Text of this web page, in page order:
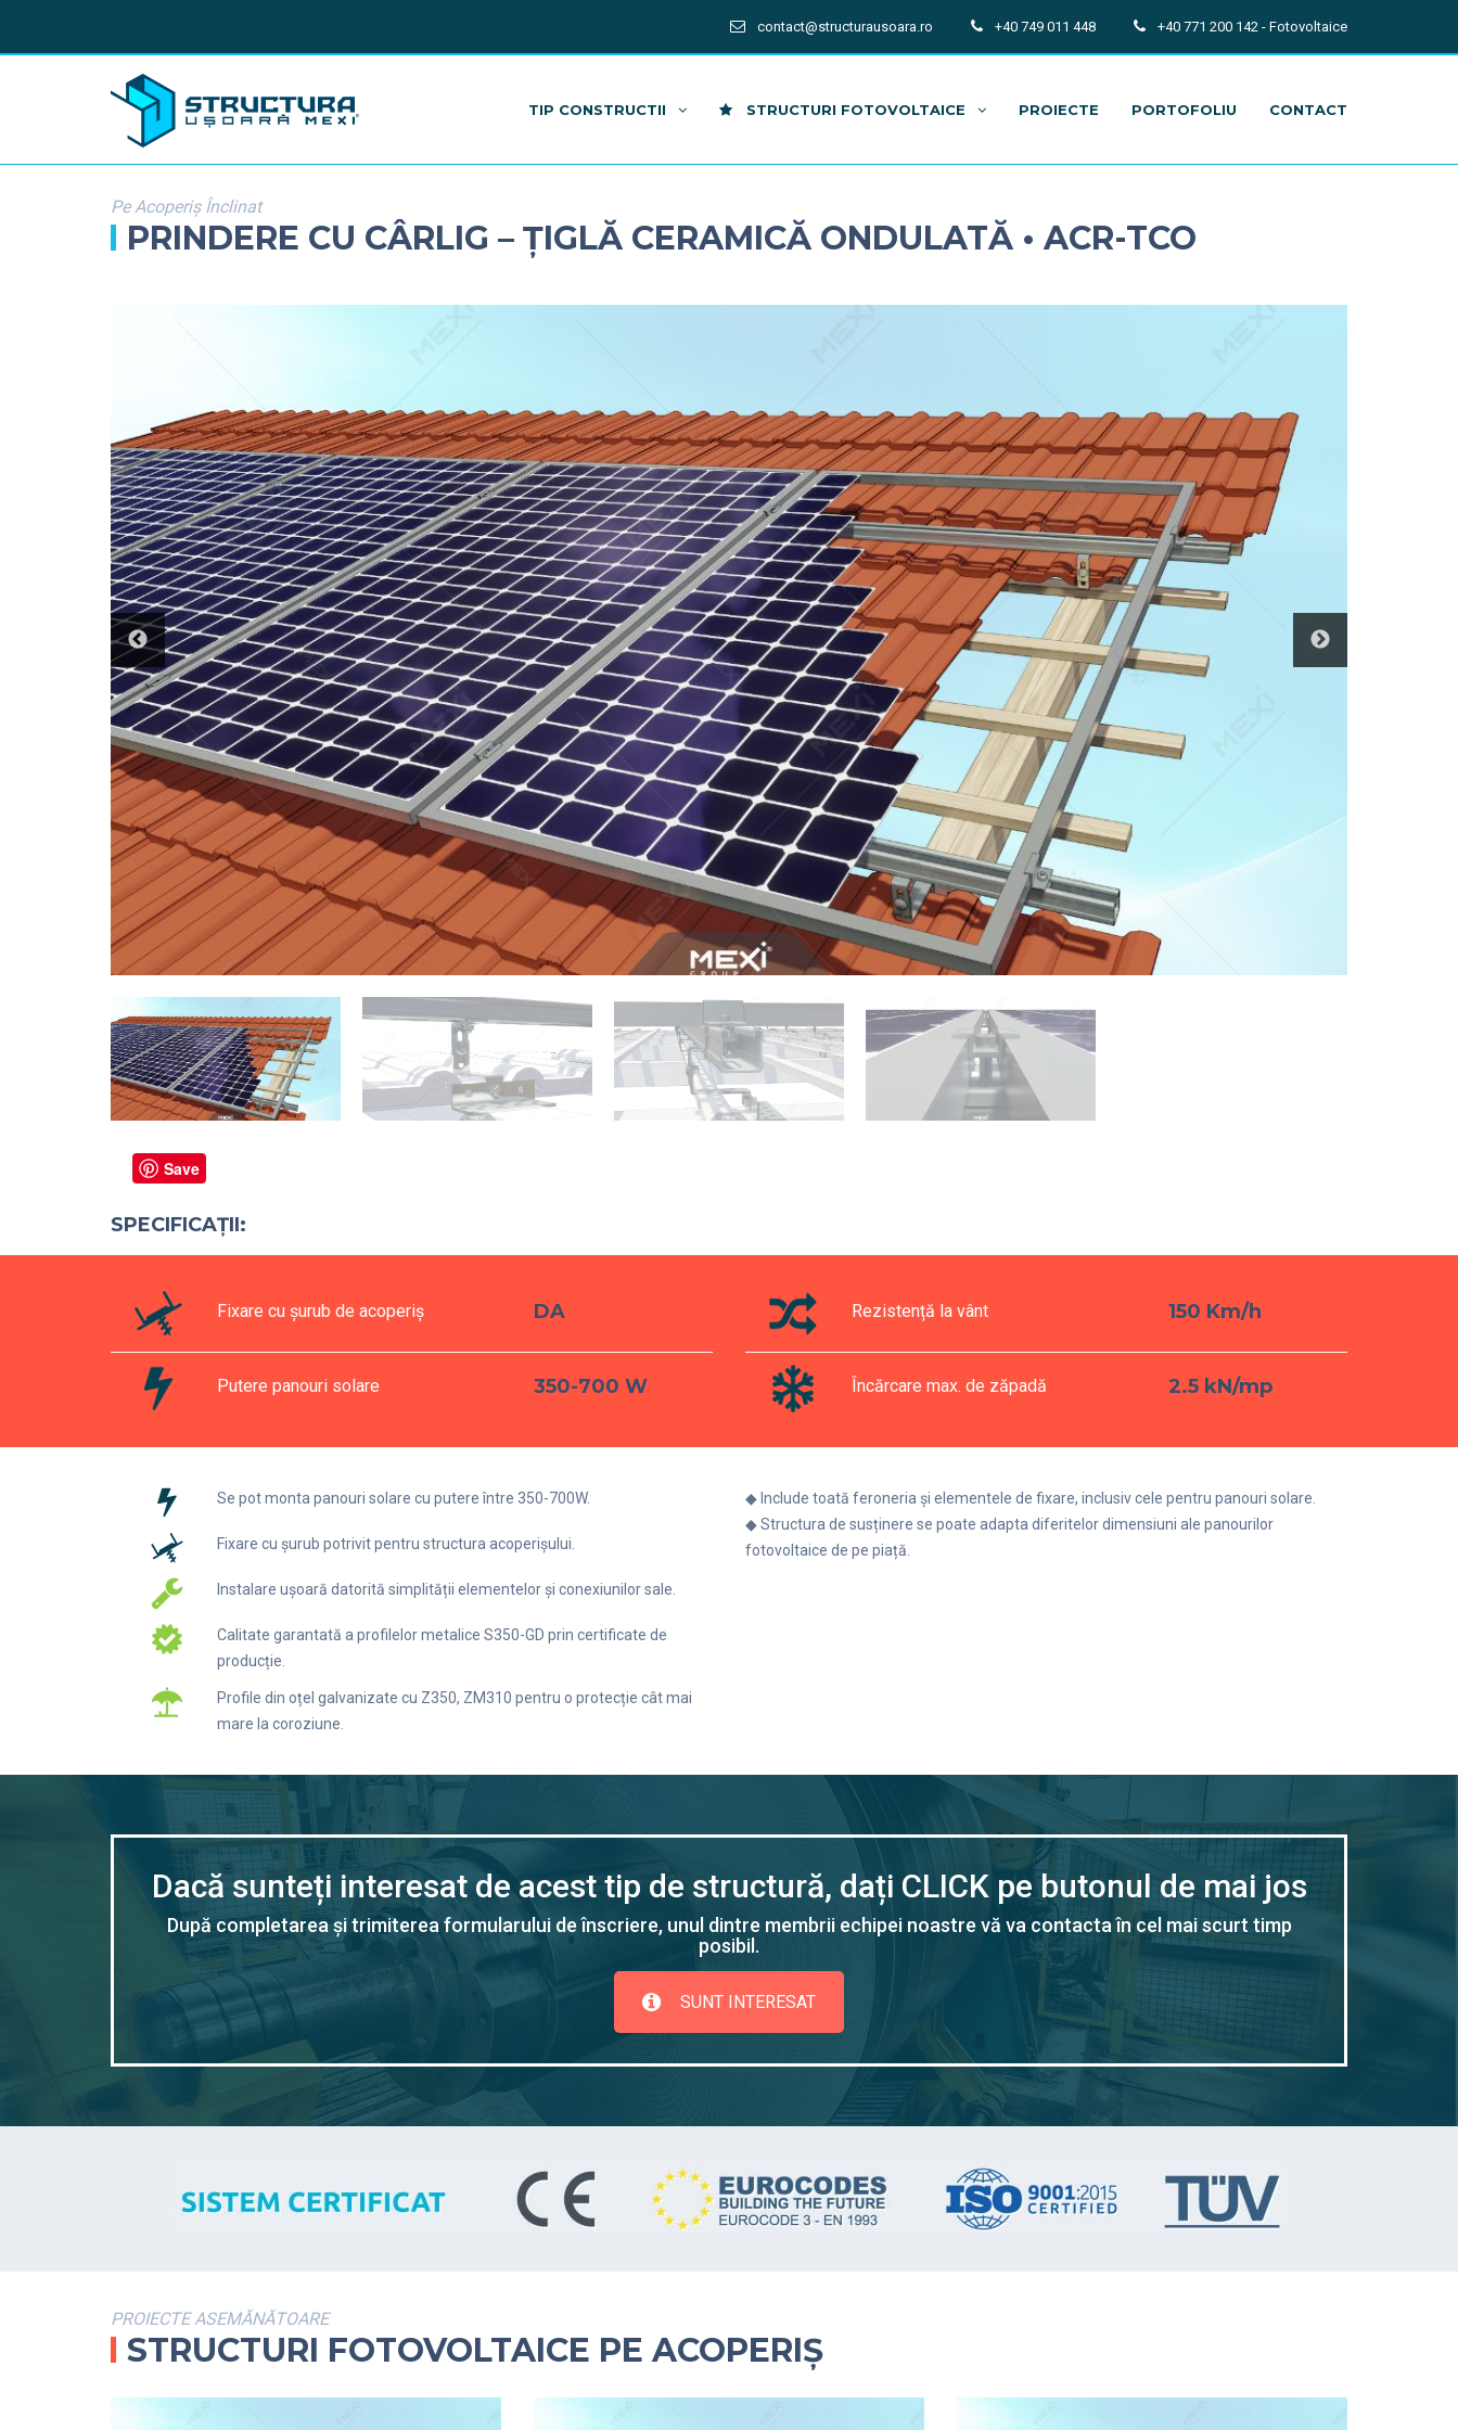
contact@structurausoara.ro +40 749 011 448 +40 771 200 142 - Fotovoltaice
TIP CONSTRUCTII STRUCTURI FOTOVOLTAICE PROIECTE PORTOFOLIU CONTACT
Pe Acoperiș Înclinat
PRINDERE CU CÂRLIG – ȚIGLĂ CERAMICĂ ONDULATĂ • ACR-TCO
Save
SPECIFICAȚII:
Fixare cu șurub de acoperiș DA
Putere panouri solare 350-700 W
Rezistență la vânt 150 Km/h
Încărcare max. de zăpadă 2.5 kN/mp
Se pot monta panouri solare cu putere între 350-700W.
Fixare cu șurub potrivit pentru structura acoperișului.
Instalare ușoară datorită simplității elementelor și conexiunilor sale.
Calitate garantată a profilelor metalice S350-GD prin certificate de
producție.
Profile din oțel galvanizate cu Z350, ZM310 pentru o protecție cât mai
mare la coroziune.
◆ Include toată feroneria și elementele de fixare, inclusiv cele pentru panouri solare.
◆ Structura de susținere se poate adapta diferitelor dimensiuni ale panourilor
fotovoltaice de pe piață.
Dacă sunteți interesat de acest tip de structură, dați CLICK pe butonul de mai jos
După completarea și trimiterea formularului de înscriere, unul dintre membrii echipei noastre vă va contacta în cel mai scurt timp
posibil.
SUNT INTERESAT
PROIECTE ASEMĂNĂTOARE
STRUCTURI FOTOVOLTAICE PE ACOPERIȘ